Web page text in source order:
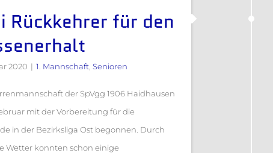
Rückkehrer für den
2020 | 1. Mannschaft Senioren
der SpVgg 1906 Haidhausen
mit der Vorbereitung für die
in der Bezirksliga Ost begonnen. Durch
Wetter konnten schon einige